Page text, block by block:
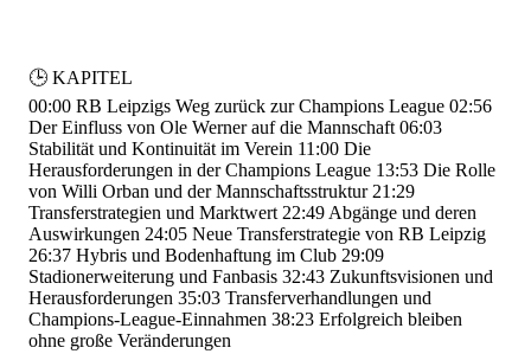
🕒 KAPITEL
00:00 RB Leipzigs Weg zurück zur Champions League 02:56
Der Einfluss von Ole Werner auf die Mannschaft 06:03
Stabilität und Kontinuität im Verein 11:00 Die
Herausforderungen in der Champions League 13:53 Die Rolle
von Willi Orban und der Mannschaftsstruktur 21:29
Transferstrategien und Marktwert 22:49 Abgänge und deren
Auswirkungen 24:05 Neue Transferstrategie von RB Leipzig
26:37 Hybris und Bodenhaftung im Club 29:09
Stadionerweiterung und Fanbasis 32:43 Zukunftsvisionen und
Herausforderungen 35:03 Transferverhandlungen und
Champions-League-Einnahmen 38:23 Erfolgreich bleiben
ohne große Veränderungen